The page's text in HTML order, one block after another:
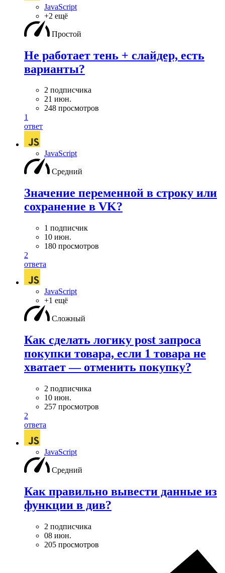
JavaScript
+2 ещё
Простой
Не работает тень + слайдер, есть
варианты?
2 подписчика
21 июн.
248 просмотров
1
ответ
JavaScript
Средний
Значение переменной в строку или
сохранение в VK?
1 подписчик
10 июн.
180 просмотров
2
ответа
JavaScript
+1 ещё
Сложный
Как сделать логику post запроса
покупки товара, если 1 товара не
хватает — отменить покупку?
2 подписчика
10 июн.
257 просмотров
2
ответа
JavaScript
Средний
Как правильно вывести данные из
функции в див?
2 подписчика
08 июн.
205 просмотров